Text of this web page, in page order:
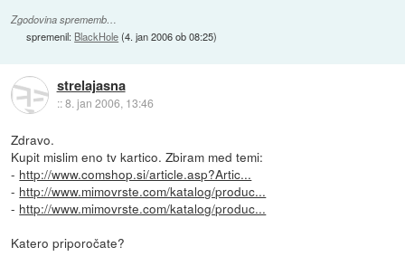
Zgodovina sprememb…
spremenil: BlackHole(4. jan 2006 ob 08:25)
strelajasna
::8. jan 2006, 13:46
Zdravo.
Kupit mislim eno tv kartico. Zbiram med temi:
- http://www.comshop.si/article.asp?Artic...
- http://www.mimovrste.com/katalog/produc...
- http://www.mimovrste.com/katalog/produc...
Katero priporočate?